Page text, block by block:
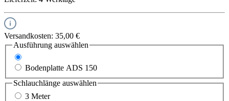
Versandkosten: 35,00 €
Ausführung auswählen
Bodenplatte ADS 150
Schlauchlänge auswählen
3 Meter